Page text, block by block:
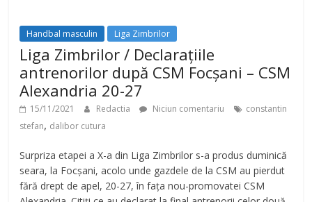
Handbal masculin Liga Zimbrilor
Liga Zimbrilor / Declarațiile
antrenorilor după CSM Focșani – CSM
Alexandria 20-27
15/11/2021 Redactia Niciun comentariu
constantin
stefan, dalibor cutura
Surpriza etapei a X-a din Liga Zimbrilor s-a produs duminică
seara, la Focșani, acolo unde gazdele de la CSM au pierdut
fără drept de apel, 20-27, în fața nou-promovatei CSM